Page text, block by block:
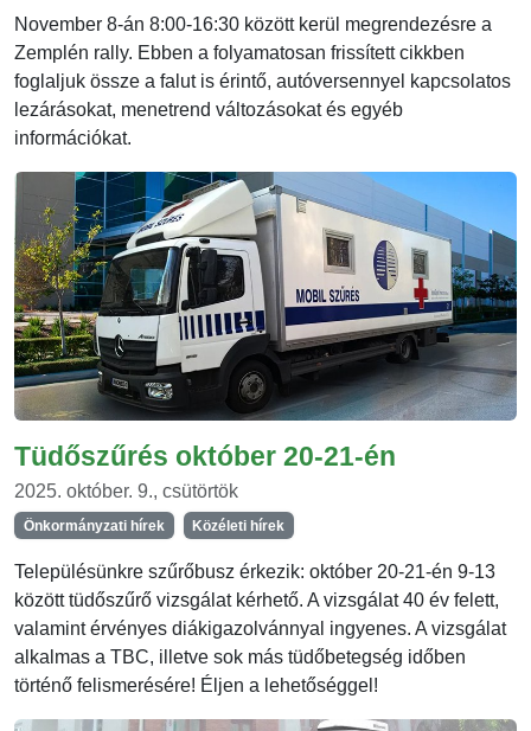
November 8-án 8:00-16:30 között kerül megrendezésre a
Zemplén rally. Ebben a folyamatosan frissített cikkben
foglaljuk össze a falut is érintő, autóversennyel kapcsolatos
lezárásokat, menetrend változásokat és egyéb
információkat.
Tüdőszűrés október 20-21-én
2025. október. 9., csütörtök
Önkormányzati hírek Közéleti hírek
Településünkre szűrőbusz érkezik: október 20-21-én 9-13
között tüdőszűrő vizsgálat kérhető. A vizsgálat 40 év felett,
valamint érvényes diákigazolvánnyal ingyenes. A vizsgálat
alkalmas a TBC, illetve sok más tüdőbetegség időben
történő felismerésére! Éljen a lehetőséggel!